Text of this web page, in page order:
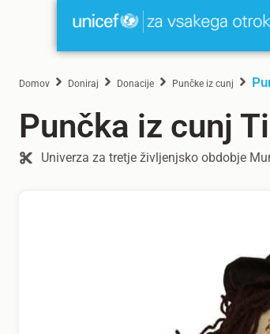
Domov Doniraj Donacije Punčke iz cunj
Punčka iz cunj
Univerza za tretje življenjsko obdobje